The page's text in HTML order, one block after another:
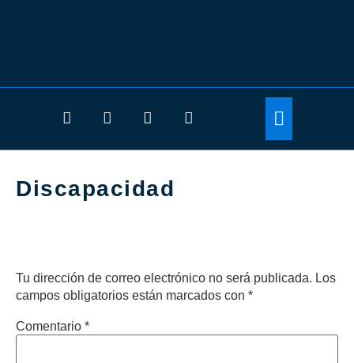
Discapacidad
Tu dirección de correo electrónico no será publicada. Los
campos obligatorios están marcados con *
Comentario *